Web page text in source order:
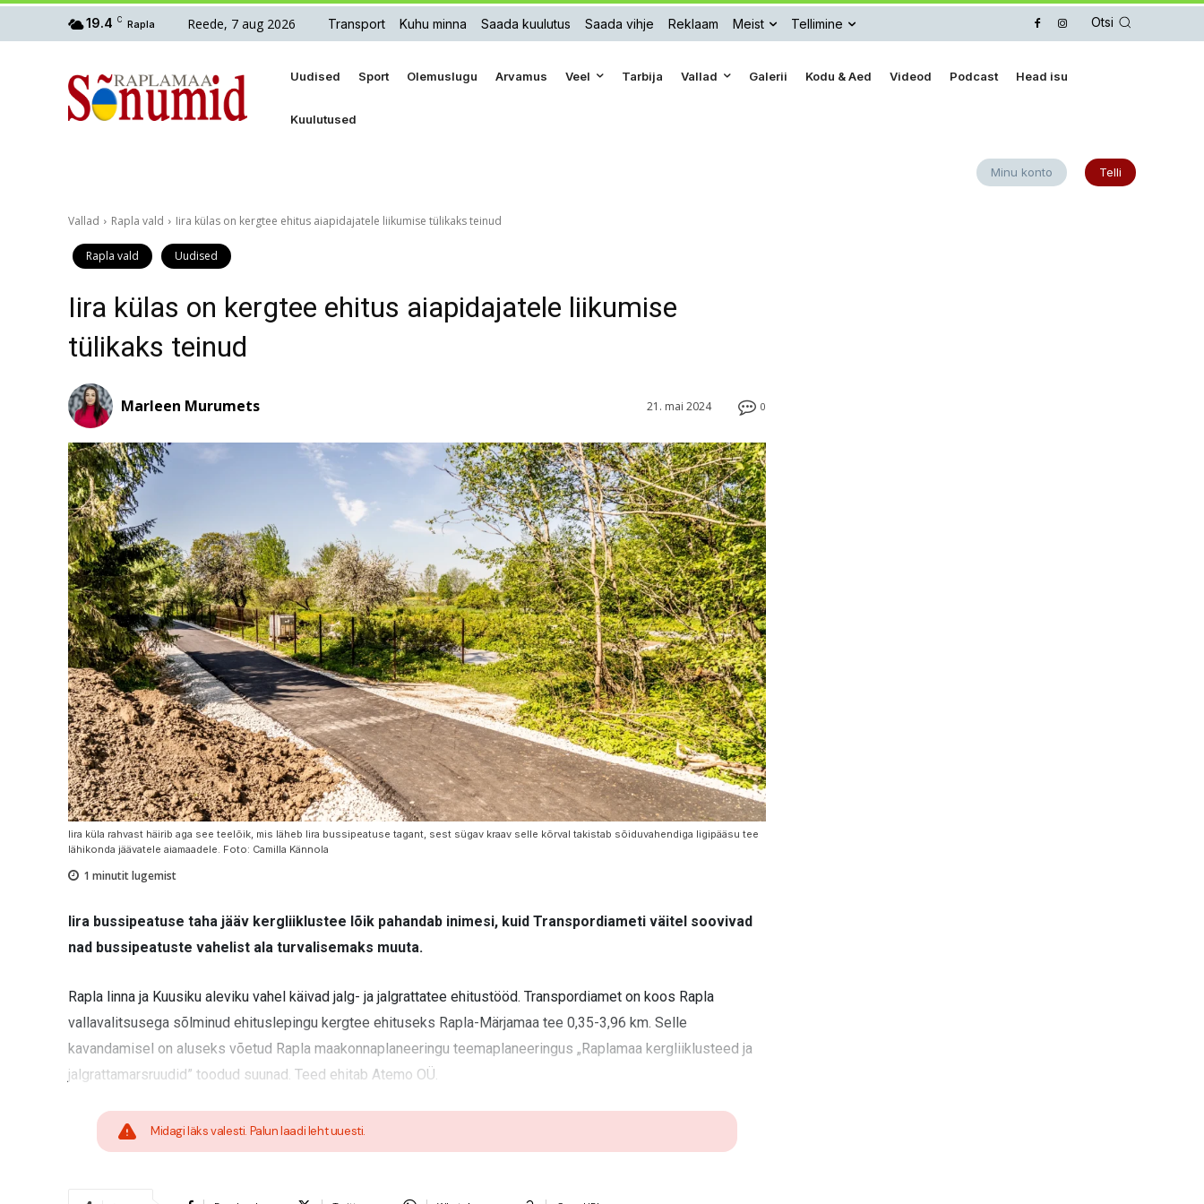
19.4 C Rapla Reede, 7 aug 2026 Transport Kuhu minna Saada kuulutus Saada vihje Reklaam Meist Tellimine Otsi
Uudised Sport Olemuslugu Arvamus Veel Tarbija Vallad Galerii Kodu & Aed Videod Podcast Head isu
Kuulutused
Minu konto Telli
Vallad Rapla vald Iira külas on kergtee ehitus aiapidajatele liikumise tülikaks teinud
Rapla vald Uudised
Iira külas on kergtee ehitus aiapidajatele liikumise
tülikaks teinud
0
21. mai 2024
Marleen Murumets
Iira küla rahvast häirib aga see teelõik, mis läheb Iira bussipeatuse tagant, sest sügav kraav selle kõrval takistab sõiduvahendiga ligipääsu tee
lähikonda jäävatele aiamaadele. Foto: Camilla Kännola
1 minutit lugemist
Iira bussipeatuse taha jääv kergliiklustee lõik pahandab inimesi, kuid Transpordiameti väitel soovivad
nad bussipeatuste vahelist ala turvalisemaks muuta.
Rapla linna ja Kuusiku aleviku vahel käivad jalg- ja jalgrattatee ehitustööd. Transpordiamet on koos Rapla
vallavalitsusega sõlminud ehituslepingu kergtee ehituseks Rapla-Märjamaa tee 0,35-3,96 km. Selle
kavandamisel on aluseks võetud Rapla maakonnaplaneeringu teemaplaneeringus „Raplamaa kergliiklusteed ja
jalgrattamarsruudid” toodud suunad. Teed ehitab Atemo OÜ.
Midagi läks valesti. Palun laadi leht uuesti.